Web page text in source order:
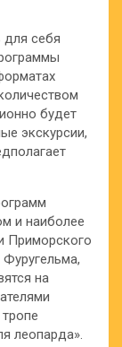
для себя
будет
экскурсии,
и наиболее
Приморского
на
леопарда».